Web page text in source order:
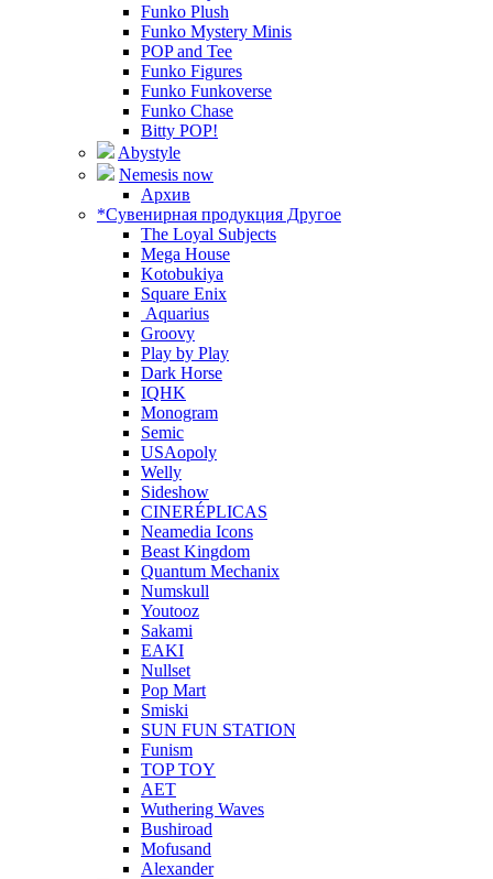
Funko Plush
Funko Mystery Minis
POP and Tee
Funko Figures
Funko Funkoverse
Funko Chase
Bitty POP!
Abystyle
Nemesis now
Архив
*Сувенирная продукция Другое
The Loyal Subjects
Mega House
Kotobukiya
Square Enix
Aquarius
Groovy
Play by Play
Dark Horse
IQHK
Monogram
Semic
USAopoly
Welly
Sideshow
CINERÉPLICAS
Neamedia Icons
Beast Kingdom
Quantum Mechanix
Numskull
Youtooz
Sakami
EAKI
Nullset
Pop Mart
Smiski
SUN FUN STATION
Funism
TOP TOY
AET
Wuthering Waves
Bushiroad
Mofusand
Alexander